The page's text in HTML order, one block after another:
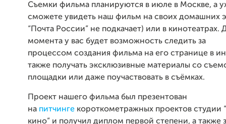
Съемки фильма планируются в июле в Москве, а
сможете увидеть наш фильм на своих домашних
“Почта России” не подкачает) или в кинотеатрах.
момента у вас будет возможность следить за
процессом создания фильма на его странице в
также получать эксклюзивные материалы со
площадки или даже поучаствовать в съёмках.
Проект нашего фильма был презентован
на питчинге короткометражных проектов студии
кино” и получил диплом первой степени, а также